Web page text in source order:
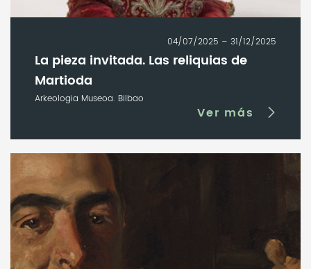
04/07/2025 – 31/12/2025
La pieza invitada. Las reliquias de
Martioda
Arkeologia Museoa. Bilbao
Ver más